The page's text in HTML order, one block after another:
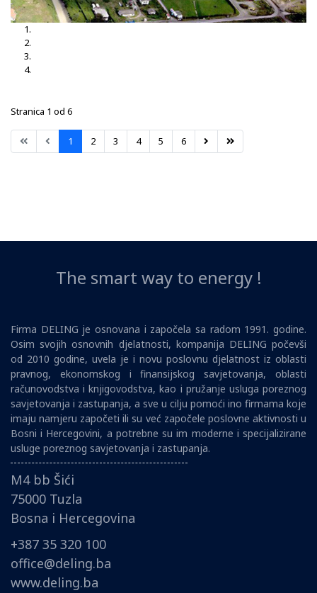
Stranica 1 od 6
1 2 3 4 5 6
The smart way to energy !
Firma DELING je osnovana i započela sa radom 1991. godine.
Osim svojih osnovnih djelatnosti, kompanija DELING počevši
od 2010 godine, uvela je i novu poslovnu djelatnost iz oblasti
pravnog, ekonomskog i finansijskog savjetovanja, oblasti
računovodstva i knjigovodstva, kao i pružanje usluga poreznog
savjetovanja i zastupanja, a sve u cilju pomoći ino firmama koje
imaju namjeru započeti ili su već započele poslovne aktivnosti u
Bosni i Hercegovini, a potrebne su im moderne i specijalizirane
usluge poreznog savjetovanja i zastupanja.
M4 bb Šići
75000 Tuzla
Bosna i Hercegovina
+387 35 320 100
office@deling.ba
www.deling.ba